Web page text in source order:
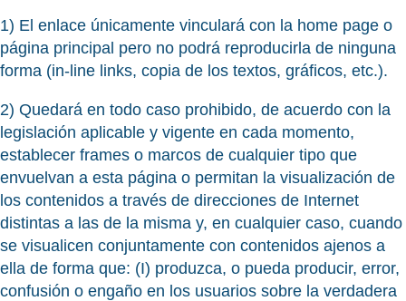
1) El enlace únicamente vinculará con la home page o
página principal pero no podrá reproducirla de ninguna
forma (in-line links, copia de los textos, gráficos, etc.).
2) Quedará en todo caso prohibido, de acuerdo con la
legislación aplicable y vigente en cada momento,
establecer frames o marcos de cualquier tipo que
envuelvan a esta página o permitan la visualización de
los contenidos a través de direcciones de Internet
distintas a las de la misma y, en cualquier caso, cuando
se visualicen conjuntamente con contenidos ajenos a
ella de forma que: (I) produzca, o pueda producir, error,
confusión o engaño en los usuarios sobre la verdadera